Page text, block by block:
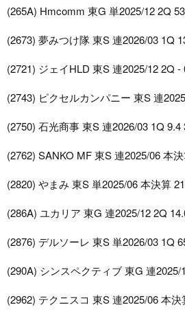
(265A) Hmcomm 東G 単2025/12 2Q
(2673) 夢みつけ隊 東S 連2026/03 1Q
(2721) ジェイHLD 東S 連2025/12 2Q -
(2743) ピクセルカンパニー 東S 連
(2750) 石光商事 東S 連2026/03 1Q 9.4
(2762) SANKO MF 東S 連2025/06 本
(2820) やまみ 東S 単2025/06 本決算
(286A) ユカリア 東G 連2025/12 2Q
(2876) デルソーレ 東S 単2026/03 1Q
(290A) シンスペクティブ 東G 連2025/
(2962) テクニスコ 東S 連2025/06 本決